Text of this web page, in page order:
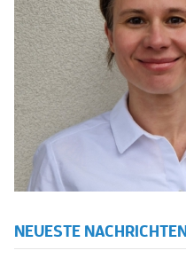
NEUESTE NACHRICHTEN